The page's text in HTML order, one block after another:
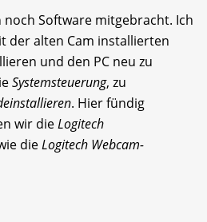
noch Software mitgebracht. Ich
der alten Cam installierten
und den PC neu zu
Systemsteuerung, zu
. Hier fündig
wir dieLogitech
dieLogitech Webcam-